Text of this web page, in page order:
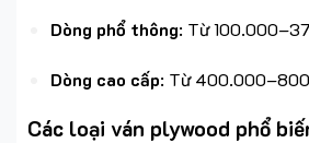
Dòng phổ thông: Từ
Dòng cao cấp: Từ
Các loại ván plywood phổ